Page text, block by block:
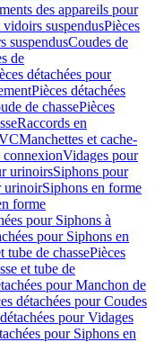
des appareils pour
suspendusPièces
suspendusCoudes de
de
détachées pour
Pièces détachées
de chassePièces
Raccords en
Manchettes et cache-
connexionVidages pour
urinoirsSiphons pour
urinoirSiphons en forme
forme
pour Siphons à
pour Siphons en
tube de chassePièces
et tube de
pour Manchon de
détachées pour Coudes
pour Vidages
pour Siphons en